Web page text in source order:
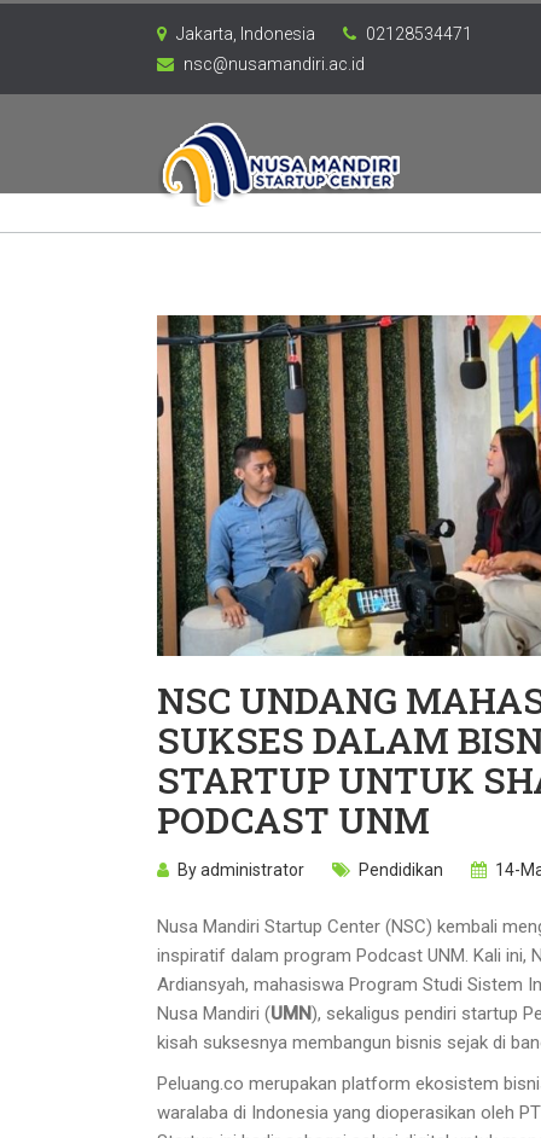
Jakarta, Indonesia
02128534471
nsc@nusamandiri.ac.id
NSC UNDANG
SUKSES DALAM
STARTUP UNTUK
PODCAST UNM
Byadministrator Pendidikan 14-
Nusa Mandiri Startup Center (NSC) kembali
inspiratif dalam program Podcast UNM. Kali ini,
Ardiansyah, mahasiswa Program Studi Sistem
Nusa Mandiri (UMN), sekaligus pendiri startup
kisah suksesnya membangun bisnis sejak di
Peluang.co merupakan platform ekosistem
waralaba di Indonesia yang dioperasikan oleh